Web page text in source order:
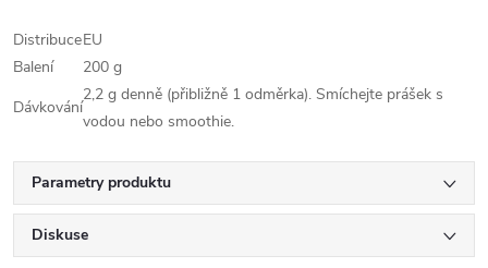
DistribuceEU
Balení
200 g
Dávkování
2,2 g denně (přibližně 1 odměrka). Smíchejte prášek s
vodou nebo smoothie.
Parametry produktu
Diskuse